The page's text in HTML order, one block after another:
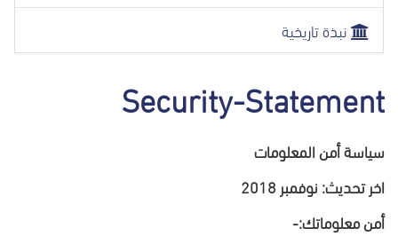
نبذة تاريخية
Security-Statement
سياسة أمن المعلومات
اخر تحديث: نوفمبر 2018
أمن معلوماتك:-